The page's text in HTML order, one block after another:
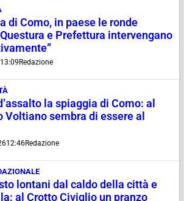
di Como, in paese le ronde
e Prefettura intervengano
13:09 Redazione
la spiaggia di Como: al
Voltiano sembra di essere al
12:46Redazione
lontani dal caldo della città e
al Crotto Civiglio un pranzo